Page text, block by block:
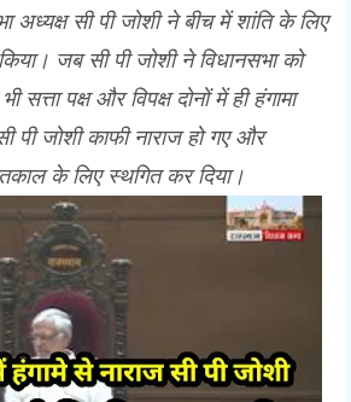
अध्यक्ष सी पी जोशी ने बीच में शांति के लिए
जब सी पी जोशी ने विधानसभा को
सत्ता पक्ष और विपक्ष दोनों में ही हंगामा
पी जोशी काफी नाराज हो गए और
के लिए स्थगित कर दिया।